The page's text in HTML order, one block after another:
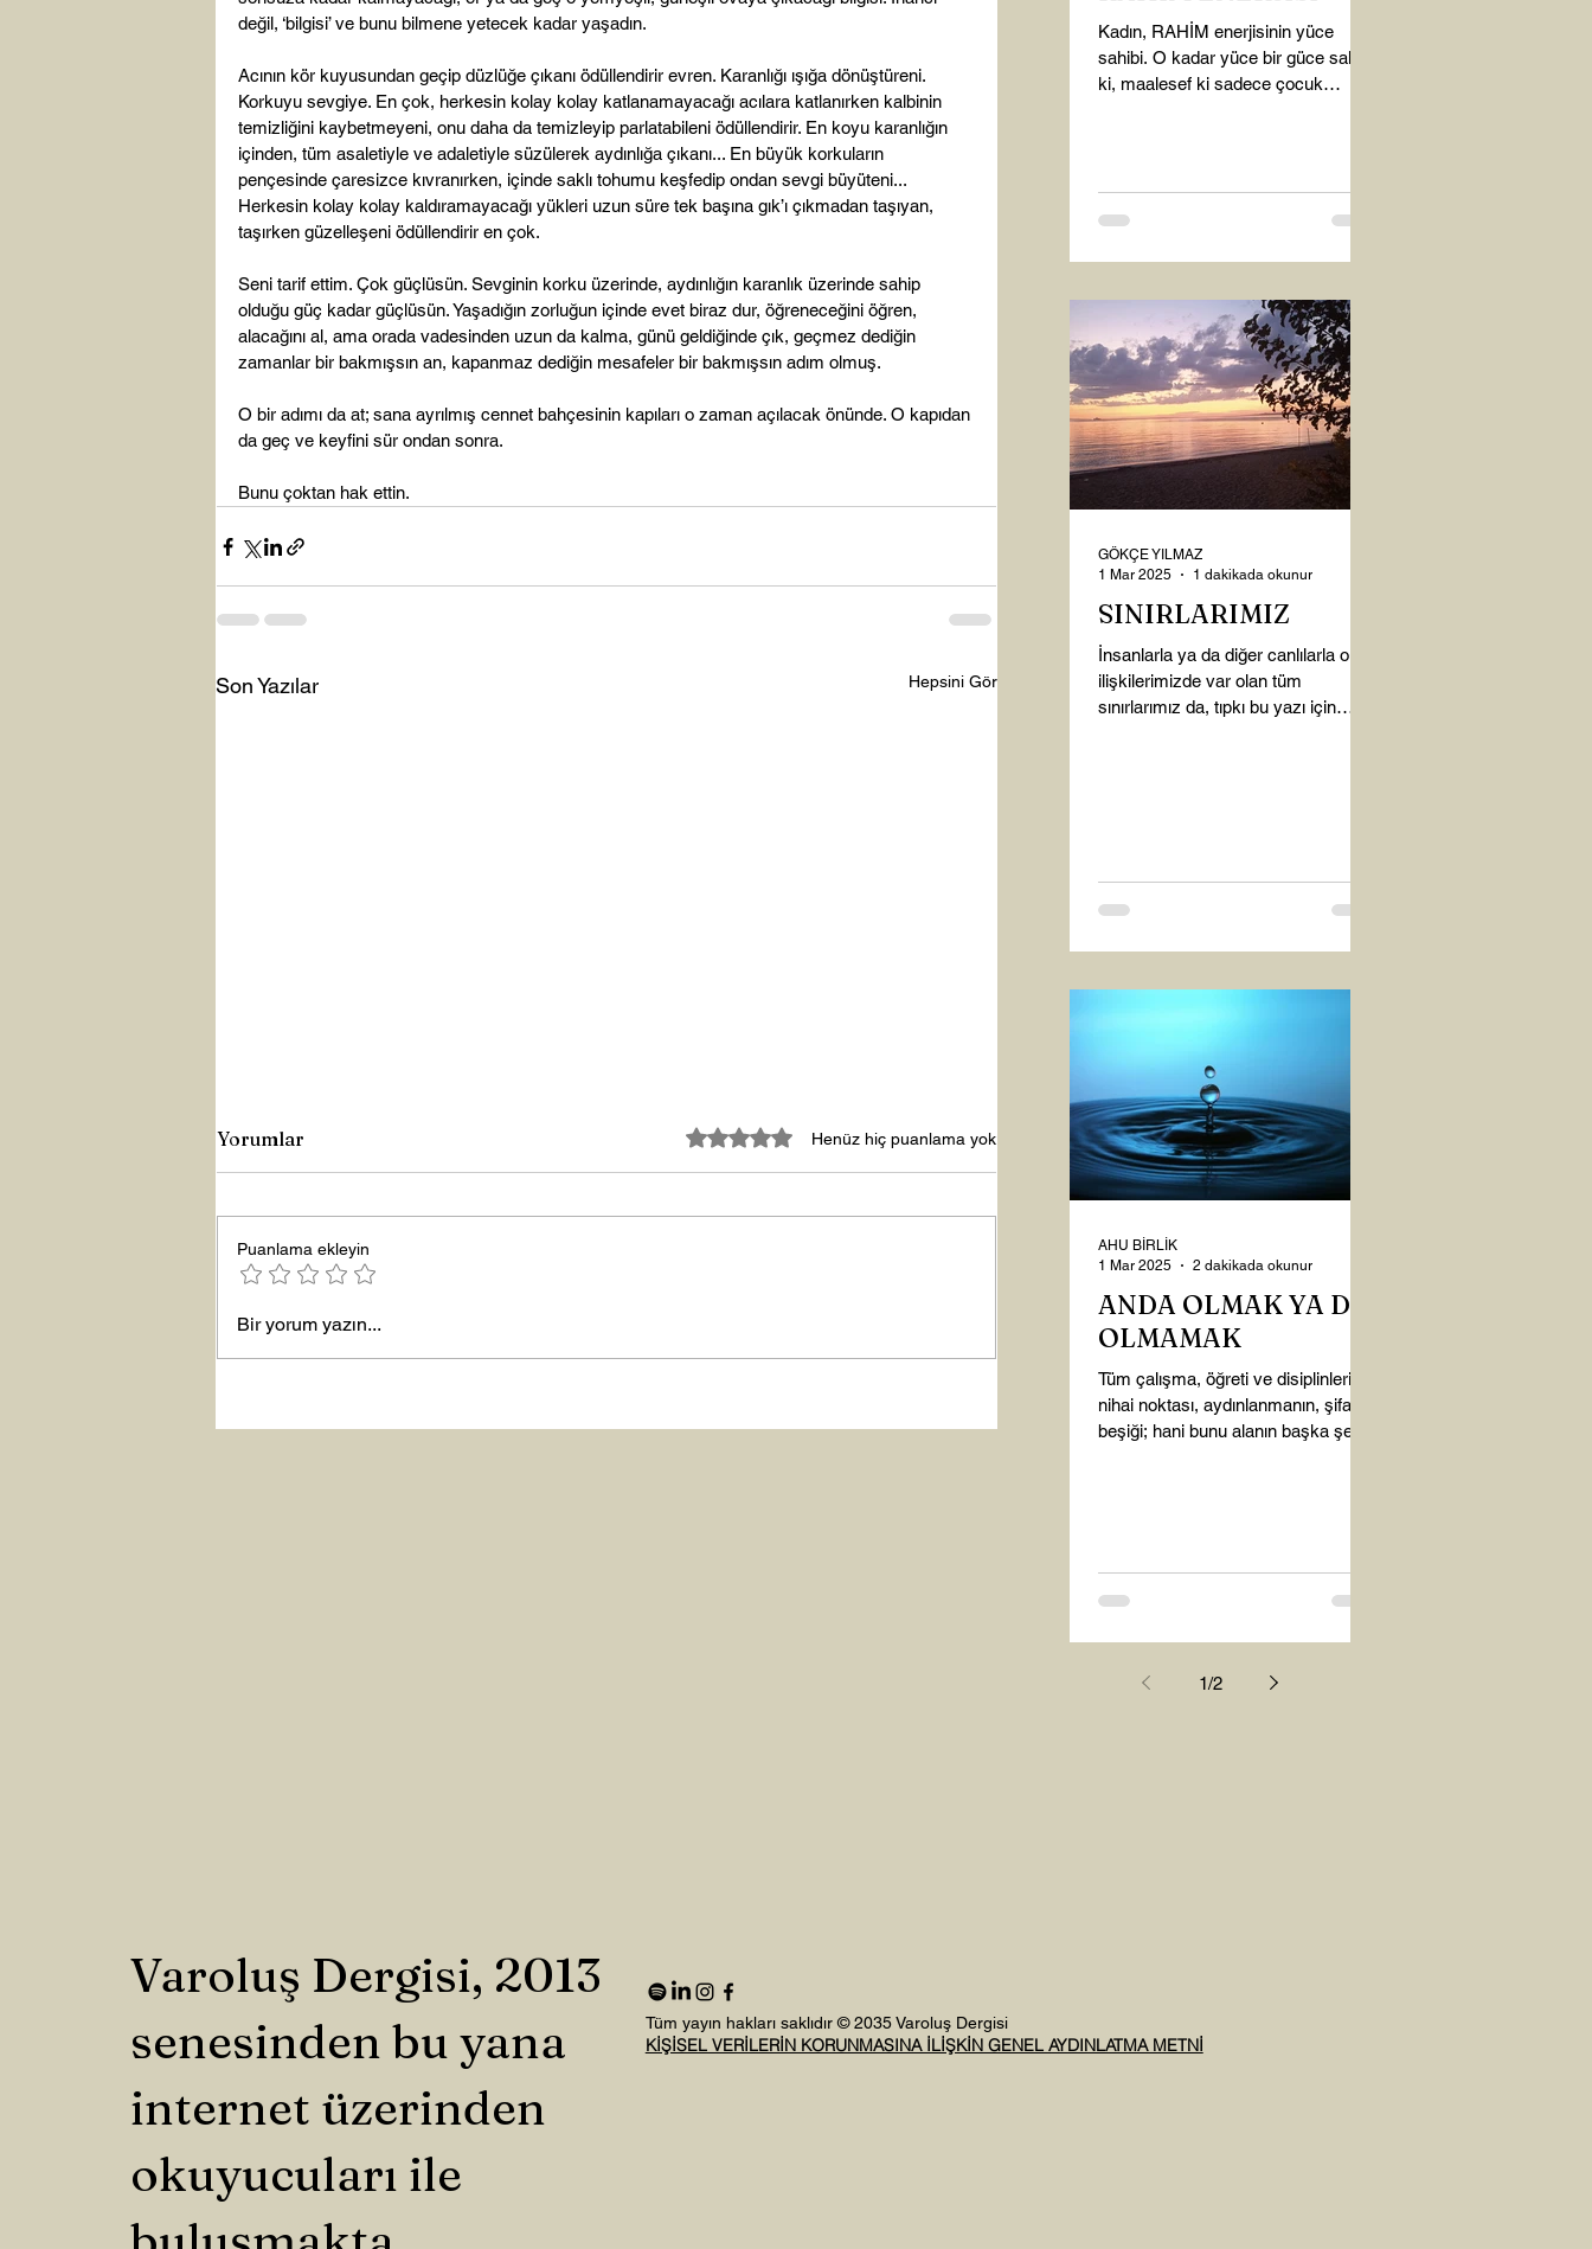
değil, ‘bilgisi’ ve bunu bilmene yetecek kadar yaşadın.
Acının kör kuyusundan geçip düzlüğe çıkanı ödüllendirir evren. Karanlığı ışığa dönüştüreni.
Korkuyu sevgiye. En çok, herkesin kolay kolay katlanamayacağı acılara katlanırken kalbinin
temizliğini kaybetmeyeni, onu daha da temizleyip parlatabileni ödüllendirir. En koyu karanlığın
içinden, tüm asaletiyle ve adaletiyle süzülerek aydınlığa çıkanı... En büyük korkuların
pençesinde çaresizce kıvranırken, içinde saklı tohumu keşfedip ondan sevgi büyüteni...
Herkesin kolay kolay kaldıramayacağı yükleri uzun süre tek başına gık’ı çıkmadan taşıyan,
taşırken güzelleşeni ödüllendirir en çok.
Seni tarif ettim. Çok güçlüsün. Sevginin korku üzerinde, aydınlığın karanlık üzerinde sahip
olduğu güç kadar güçlüsün. Yaşadığın zorluğun içinde evet biraz dur, öğreneceğini öğren,
alacağını al, ama orada vadesinden uzun da kalma, günü geldiğinde çık, geçmez dediğin
zamanlar bir bakmışsın an, kapanmaz dediğin mesafeler bir bakmışsın adım olmuş.
O bir adımı da at; sana ayrılmış cennet bahçesinin kapıları o zaman açılacak önünde. O kapıdan
da geç ve keyfini sür ondan sonra.
Bunu çoktan hak ettin.
Son Yazılar Hepsini Gör
Yeni Yıla Merhaba
Yorumlar 5 üzerinden 0 yıldızHenüz hiç puanlama yok
Puanlama ekleyin
Bir yorum yazın...
Kadın, RAHİM enerjisinin yüce
sahibi. O kadar yüce bir güce sahip
ki, maalesef ki sadece çocuk
SINIRLARIMIZ
İnsanlarla ya da diğer canlılarla olan
ilişkilerimizde var olan tüm
sınırlarımız da, tıpkı bu yazı için
GÖKÇE YILMAZ
1 Mar 2025
1 dakikada okunur
ANDA OLMAK YA DA
OLMAMAK
Tüm çalışma, öğreti ve disiplinlerin
nihai noktası, aydınlanmanın, şifanın
beşiği; hani bunu alanın başka şey
AHU BİRLİK
1 Mar 2025
2 dakikada okunur
1/2
Varoluş Dergisi, 2013
senesinden bu yana
internet üzerinden
okuyucuları ile
Tüm yayın hakları saklıdır © 2035 Varoluş Dergisi
KİŞİSEL VERİLERİN KORUNMASINA İLİŞKİN GENEL AYDINLATMA METNİ